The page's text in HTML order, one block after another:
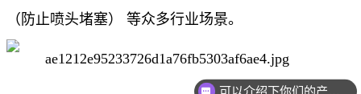
（防止喷头堵塞） 等众多行业场景。